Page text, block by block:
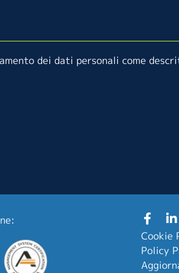
dei dati personali come
Cookie
Policy